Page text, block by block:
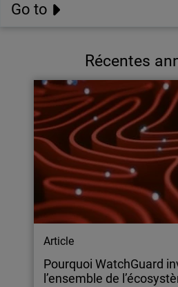
Go to
Récentes
Article
Pourquoi WatchGuard
l’ensemble de